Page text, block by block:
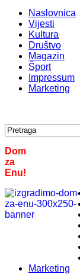
Naslovnica
Vijesti
Kultura
Društvo
Magazin
Šport
Impressum
Marketing
Dom
za
Enu!
Marketing